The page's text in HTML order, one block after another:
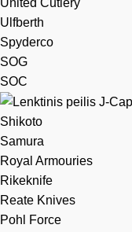
Ulfberth
Spyderco
SOG
SOC
Shikoto
Samura
Royal Armouries
Rikeknife
Reate Knives
Pohl Force